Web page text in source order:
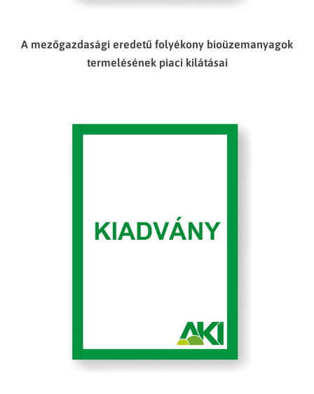
A mezőgazdasági eredetű folyékony bioüzemanyagok
termelésének piaci kilátásai